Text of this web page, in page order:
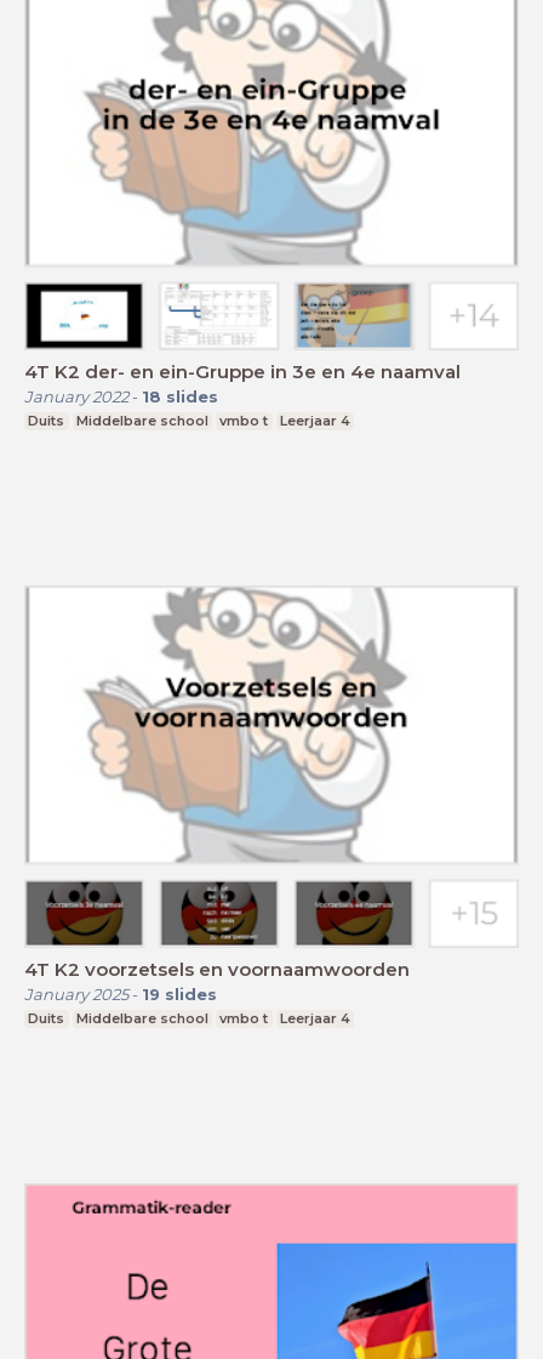
4T K2 der- en ein-Gruppe in 3e en 4e naamval
January 2022- 18 slides
Duits Middelbare school vmbo t Leerjaar 4
4T K2 voorzetsels en voornaamwoorden
January 2025- 19 slides
Duits Middelbare school vmbo t Leerjaar 4